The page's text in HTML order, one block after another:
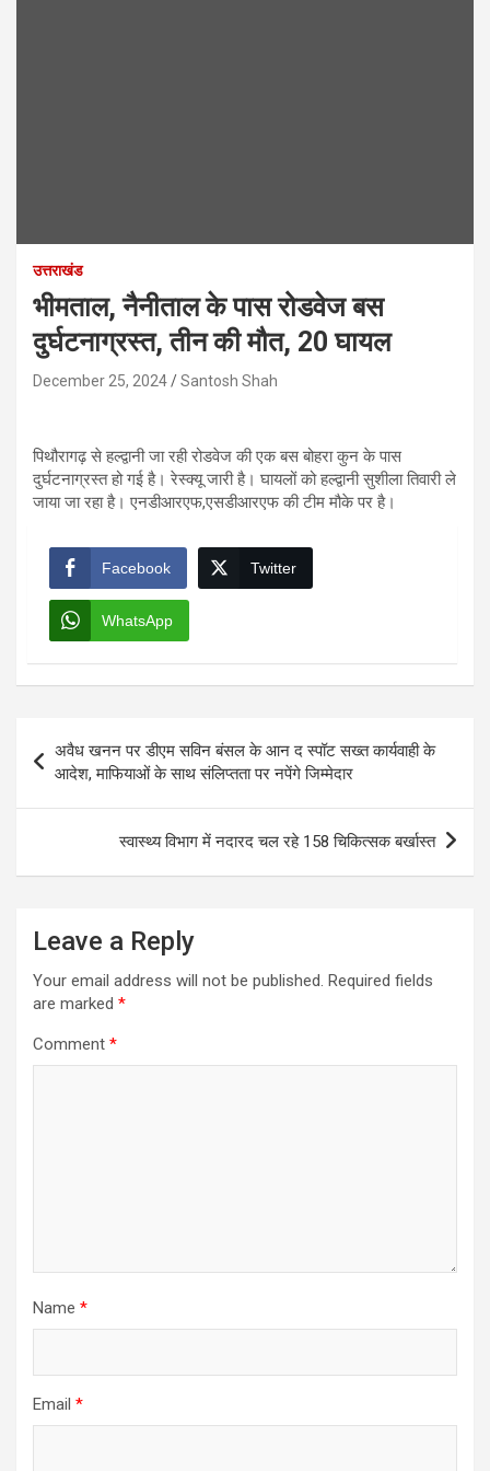
उत्तराखंड
भीमताल, नैनीताल के पास रोडवेज बस
दुर्घटनाग्रस्त, तीन की मौत, 20 घायल
December 25, 2024 Santosh Shah
पिथौरागढ़ से हल्द्वानी जा रही रोडवेज की एक बस बोहरा कुन के पास
दुर्घटनाग्रस्त हो गई है। रेस्क्यू जारी है। घायलों को हल्द्वानी सुशीला तिवारी ले
जाया जा रहा है। एनडीआरएफ,एसडीआरएफ की टीम मौके पर है।
Facebook Twitter
WhatsApp
Post
navigation
अवैध खनन पर डीएम सविन बंसल के आन द स्पॉट सख्त कार्यवाही के
आदेश, माफियाओं के साथ संलिप्तता पर नपेंगे जिम्मेदार
स्वास्थ्य विभाग में नदारद चल रहे 158 चिकित्सक बर्खास्त
Leave a Reply
Your email address will not be published. Required fields
are marked *
Comment *
Name *
Email *